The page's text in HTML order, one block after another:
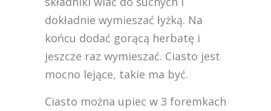
dokładnie wymieszać łyżką. Na
końcu dodać gorącą herbatę i
jeszcze raz wymieszać. Ciasto jest
mocno lejące, takie ma być.
Ciasto można upiec w 3 foremkach